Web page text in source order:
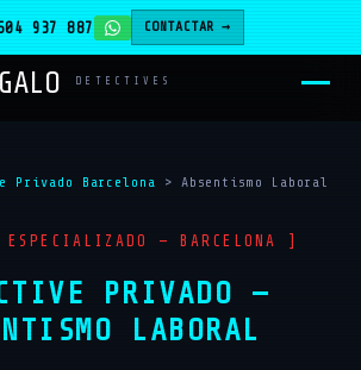
937 887 CONTACTAR →
DETECTIVES
Privado Barcelona > Absentismo Laboral
— BARCELONA ]
PRIVADO —
LABORAL